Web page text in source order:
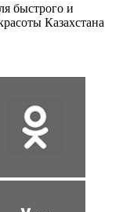
быстрого и
Казахстана